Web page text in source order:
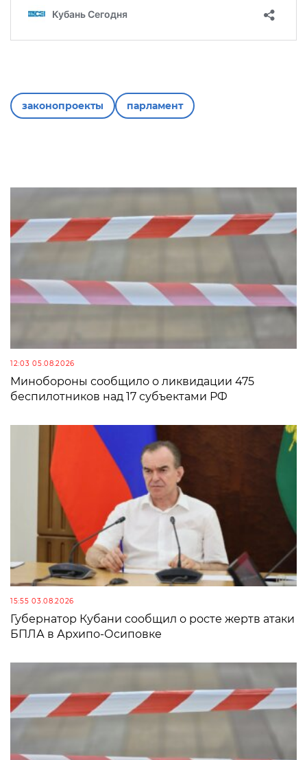
законопроекты парламент
12:03 05.08.2026
Минобороны сообщило о ликвидации 475
беспилотников над 17 субъектами РФ
15:55 03.08.2026
Губернатор Кубани сообщил о росте жертв атаки
БПЛА в Архипо-Осиповке